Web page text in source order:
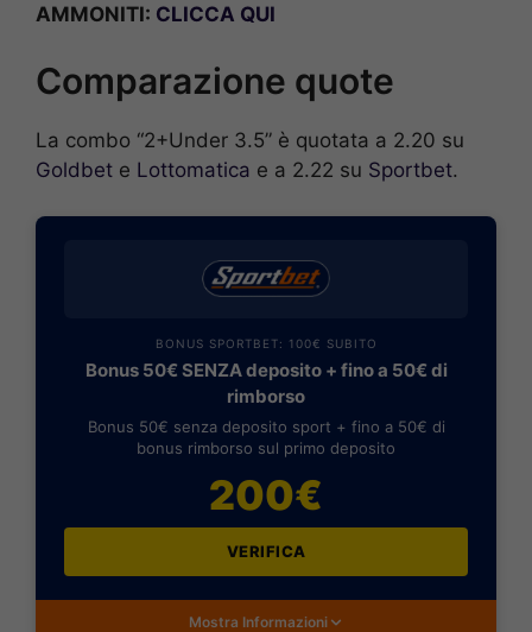
AMMONITI: CLICCA QUI
Comparazione quote
La combo “2+Under 3.5” è quotata a 2.20 su
Goldbet e Lottomatica e a 2.22 su Sportbet.
BONUS SPORTBET: 100€ SUBITO
Bonus 50€ SENZA deposito + fino a 50€ di
rimborso
Bonus 50€ senza deposito sport + fino a 50€ di
bonus rimborso sul primo deposito
200€
VERIFICA
Mostra Informazioni